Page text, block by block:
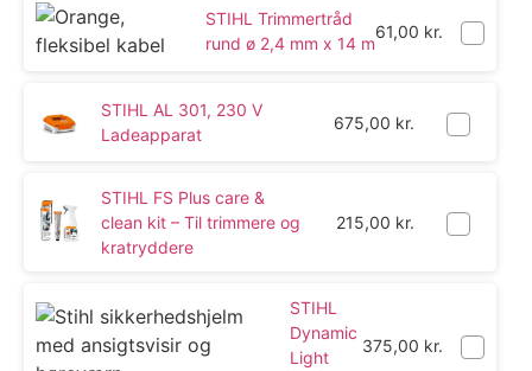
STIHL Trimmertråd
rund ø 2,4 mm x 14 m
61,00 kr.
STIHL AL 301, 230 V
Ladeapparat
675,00 kr.
STIHL FS Plus care &
clean kit – Til trimmere og
kratryddere
215,00 kr.
STIHL
Dynamic
Light
375,00 kr.